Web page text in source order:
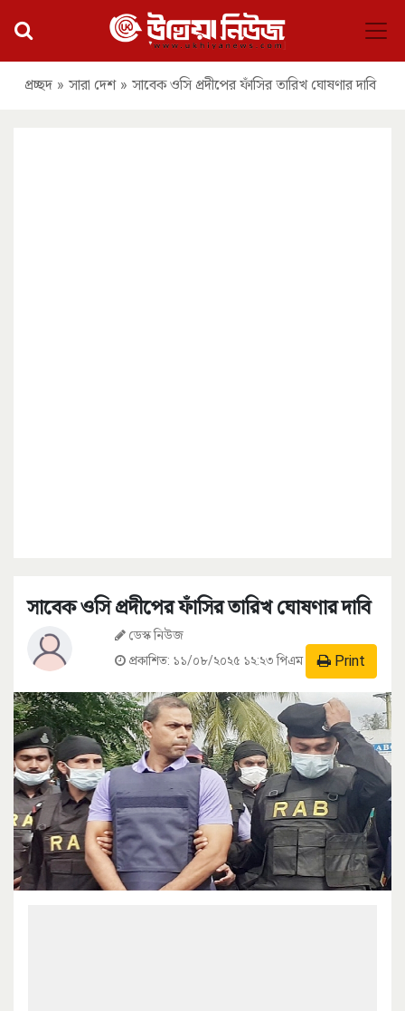
প্রচ্ছদ » সারা দেশ » সাবেক ওসি প্রদীপের ফাঁসির তারিখ ঘোষণার দাবি
সাবেক ওসি প্রদীপের ফাঁসির তারিখ ঘোষণার দাবি
ডেস্ক নিউজ
প্রকাশিত: ১১/০৮/২০২৫ ১২:২৩ পিএম Print